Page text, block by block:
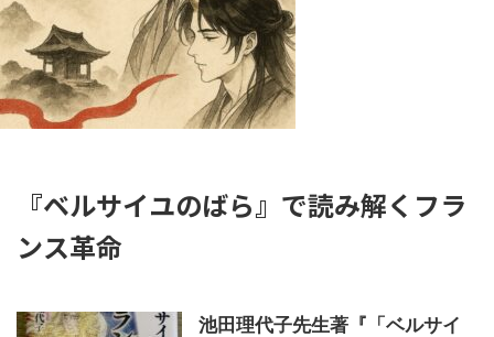
『ベルサイユのばら』で読み解くフラ
ンス革命
池田理代子先生著『「ベルサイ